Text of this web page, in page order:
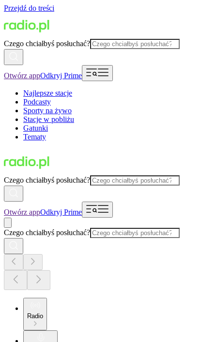
Przejdź do treści
Czego chciałbyś posłuchać?
Otwórz appOdkryj Prime
Najlepsze stacje
Podcasty
Sporty na żywo
Stacje w pobliżu
Gatunki
Tematy
Czego chciałbyś posłuchać?
Otwórz appOdkryj Prime
Czego chciałbyś posłuchać?
Radio